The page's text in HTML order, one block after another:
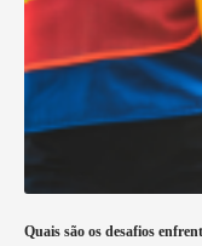
Quais são os desafios